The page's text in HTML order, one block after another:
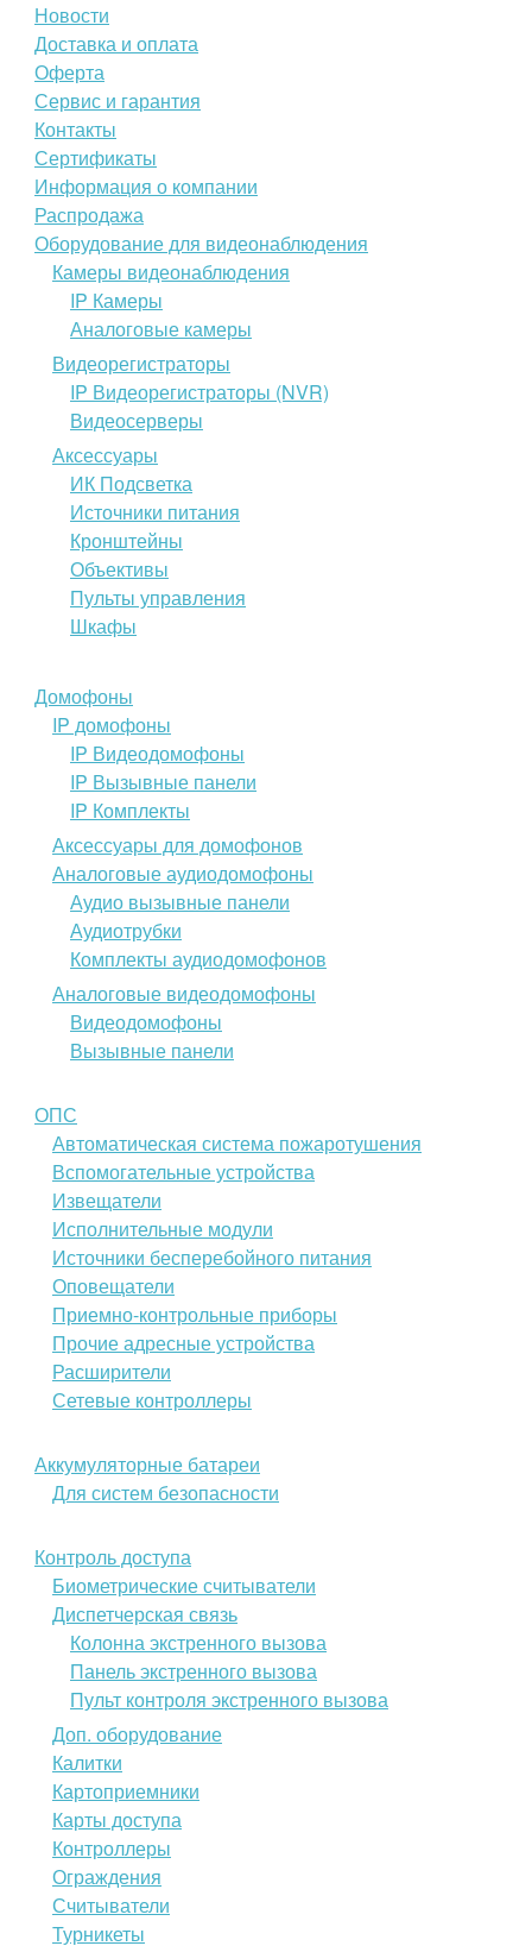
Новости
Доставка и оплата
Оферта
Сервис и гарантия
Контакты
Сертификаты
Информация о компании
Распродажа
Оборудование для видеонаблюдения
Камеры видеонаблюдения
IP Камеры
Аналоговые камеры
Видеорегистраторы
IP Видеорегистраторы (NVR)
Видеосерверы
Аксессуары
ИК Подсветка
Источники питания
Кронштейны
Объективы
Пульты управления
Шкафы
Домофоны
IP домофоны
IP Видеодомофоны
IP Вызывные панели
IP Комплекты
Аксессуары для домофонов
Аналоговые аудиодомофоны
Аудио вызывные панели
Аудиотрубки
Комплекты аудиодомофонов
Аналоговые видеодомофоны
Видеодомофоны
Вызывные панели
ОПС
Автоматическая система пожаротушения
Вспомогательные устройства
Извещатели
Исполнительные модули
Источники бесперебойного питания
Оповещатели
Приемно-контрольные приборы
Прочие адресные устройства
Расширители
Сетевые контроллеры
Аккумуляторные батареи
Для систем безопасности
Контроль доступа
Биометрические считыватели
Диспетчерская связь
Колонна экстренного вызова
Панель экстренного вызова
Пульт контроля экстренного вызова
Доп. оборудование
Калитки
Картоприемники
Карты доступа
Контроллеры
Ограждения
Считыватели
Турникеты